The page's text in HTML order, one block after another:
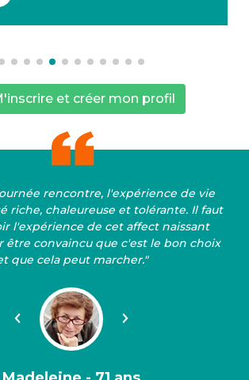
et créer mon profil
rencontre, l'expérience de vie
riche, chaleureuse et tolérante. Il faut
l'expérience de cet affect naissant
être convaincu que c'est le bon choix
que cela peut marcher."
Précédent Suivant